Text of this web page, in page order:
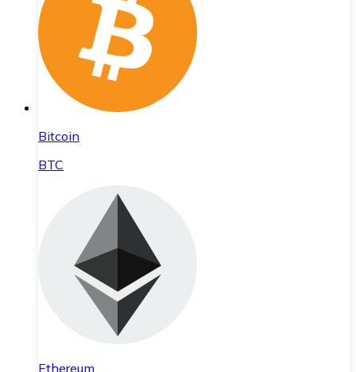
Bitcoin
BTC
Ethereum